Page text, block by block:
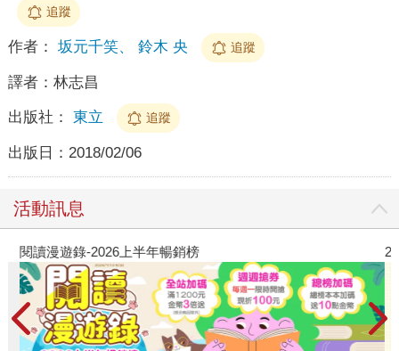
追蹤
作者： 坂元千笑、 鈴木 央 追蹤
譯者： 林志昌
出版社： 東立 追蹤
出版日： 2018/02/06
活動訊息
閱讀漫遊錄-2026上半年暢銷榜